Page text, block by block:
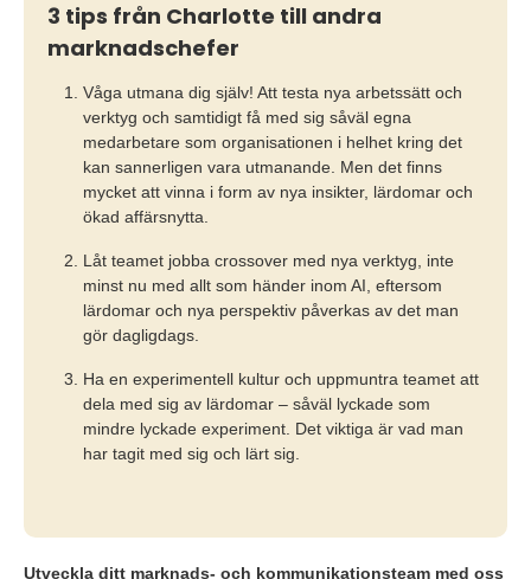
3 tips från Charlotte till andra
marknadschefer
Våga utmana dig själv! Att testa nya arbetssätt och
verktyg och samtidigt få med sig såväl egna
medarbetare som organisationen i helhet kring det
kan sannerligen vara utmanande. Men det finns
mycket att vinna i form av nya insikter, lärdomar och
ökad affärsnytta.
Låt teamet jobba crossover med nya verktyg, inte
minst nu med allt som händer inom AI, eftersom
lärdomar och nya perspektiv påverkas av det man
gör dagligdags.
Ha en experimentell kultur och uppmuntra teamet att
dela med sig av lärdomar – såväl lyckade som
mindre lyckade experiment. Det viktiga är vad man
har tagit med sig och lärt sig.
Utveckla ditt marknads- och kommunikationsteam med oss